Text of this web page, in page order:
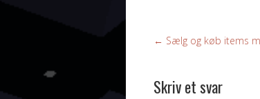
← Sælg og køb items
Skriv et svar